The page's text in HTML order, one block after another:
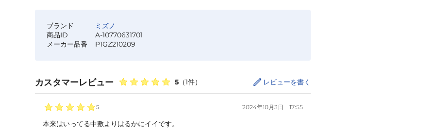
ブランド
ミズノ
商品ID
A-10770631701
メーカー品番
P1GZ210209
カスタマーレビュー 5 （1件） レビューを書く
5 2024年10月3日 17:55
本来はいってる中敷よりはるかにイイです。